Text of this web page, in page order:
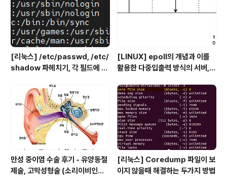
[리눅스] /etc/passwd, /etc/
shadow 파헤치기, 각 필드에 대
[LINUX] epoll의 개념과 이를
활용한 다중입출력 방식의 서버,
만성 중이염 수술 후기 - 유양동절
제술, 고막성형술 (소리이비인후
[리눅스] Coredump 파일이 보
이지 않을때 해결하는 두가지 방법